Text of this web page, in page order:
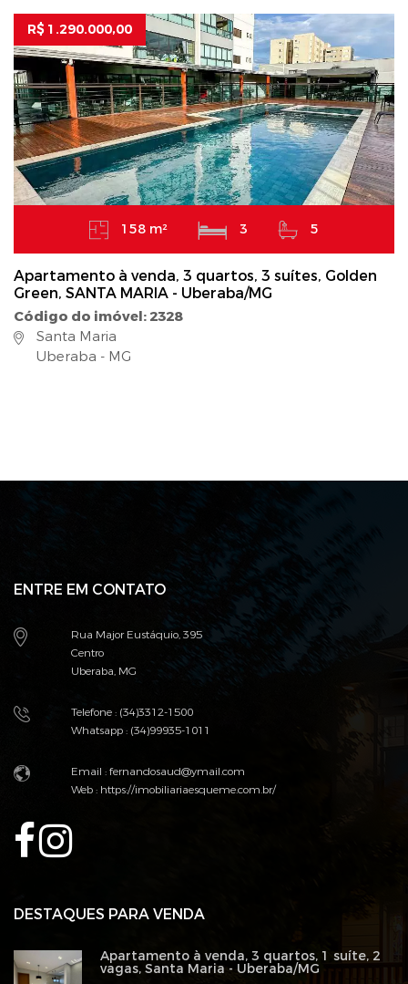
R$ 1.290.000,00
158 m² 3 5
Apartamento à venda, 3 quartos, 3 suítes, Golden
Green, SANTA MARIA - Uberaba/MG
Código do imóvel: 2328
Santa Maria
Uberaba - MG
ENTRE EM CONTATO
Rua Major Eustáquio, 395
Centro
Uberaba, MG
Telefone : (34)3312-1500
Whatsapp : (34)99935-1011
Email : fernandosaud@ymail.com
Web :https://imobiliariaesqueme.com.br/
DESTAQUES PARA VENDA
Apartamento à venda, 3 quartos, 1 suíte, 2
vagas, Santa Maria - Uberaba/MG